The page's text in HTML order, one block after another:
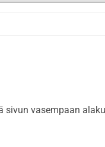
sivun vasempaan